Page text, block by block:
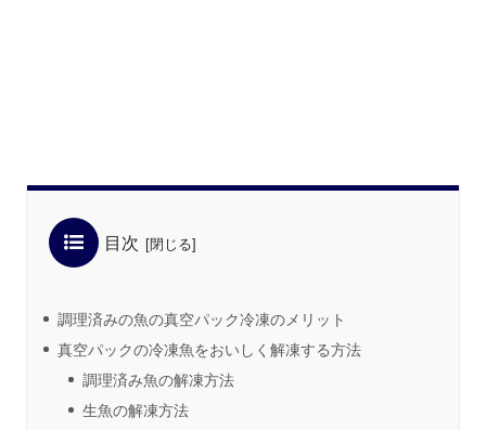
目次
調理済みの魚の真空パック冷凍のメリット
真空パックの冷凍魚をおいしく解凍する方法
調理済み魚の解凍方法
生魚の解凍方法